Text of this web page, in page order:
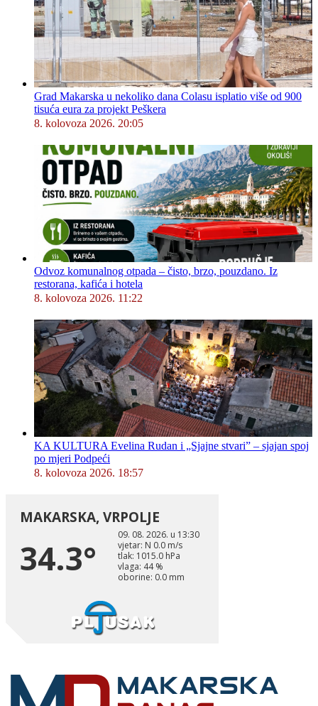
Grad Makarska u nekoliko dana Colasu isplatio više od 900
tisuća eura za projekt Peškera
8. kolovoza 2026. 20:05
Odvoz komunalnog otpada – čisto, brzo, pouzdano. Iz
restorana, kafića i hotela
8. kolovoza 2026. 11:22
KA KULTURA Evelina Rudan i „Sjajne stvari” – sjajan spoj
po mjeri Podpeći
8. kolovoza 2026. 18:57